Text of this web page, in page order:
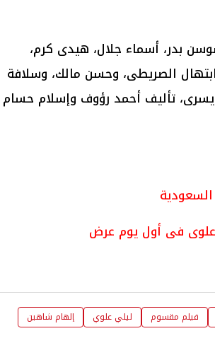
بدر، أسماء جلال، هيدى كرم،
الصريطى، وحسن مالك، وسلافة
يسرى، تأليف أحمد رؤوف وإسلام حسام
علوى فى أول يوم عرض
فيلم مقسوم ليلي علوي
إلهام شاهين